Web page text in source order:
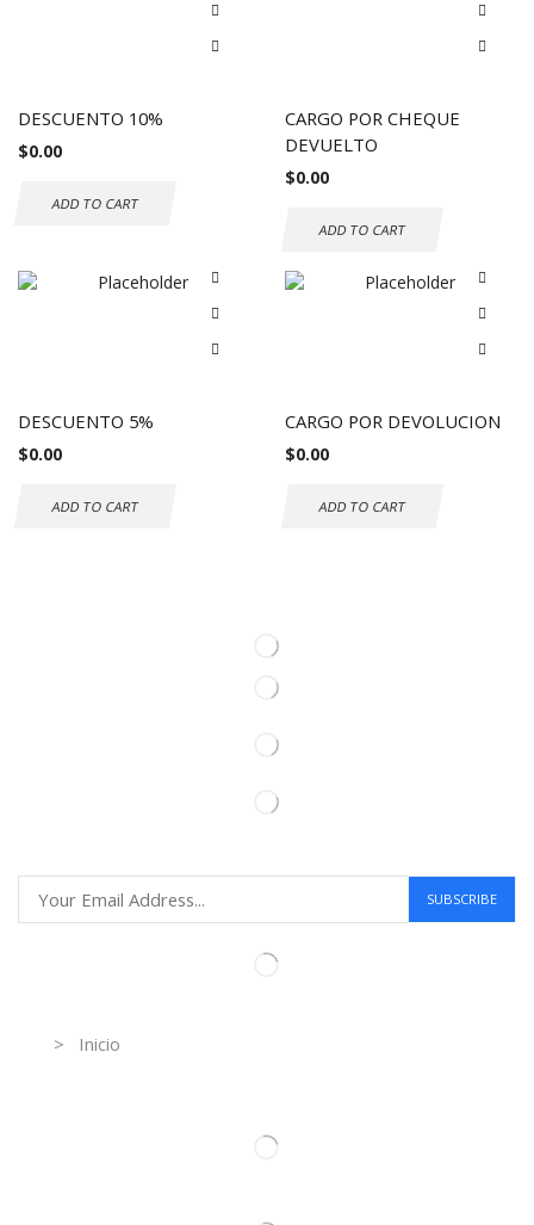
DESCUENTO 10%
$0.00
ADD TO CART
CARGO POR CHEQUE
DEVUELTO
$0.00
ADD TO CART
DESCUENTO 5%
$0.00
ADD TO CART
CARGO POR DEVOLUCION
$0.00
ADD TO CART
> Inicio